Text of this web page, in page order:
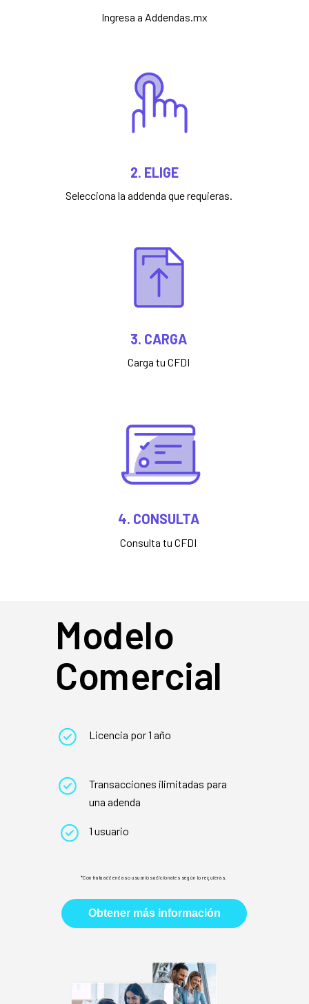
Ingresa a Addendas.mx
2. ELIGE
Selecciona la addenda que requieras.
3. CARGA
Carga tu CFDI
4. CONSULTA
Consulta tu CFDI
*Contrata addendas o usuarios adicionales según lo requieras.
Modelo
Comercial
Obtener más información
Licencia por 1 año
Transacciones ilimitadas para
una adenda
1 usuario